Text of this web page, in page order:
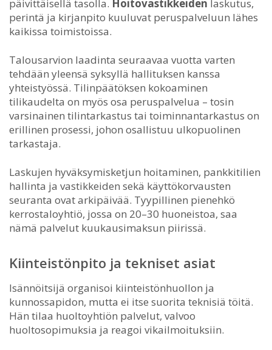
päivittäisellä tasolla. Hoitovastikkeiden laskutus,
perintä ja kirjanpito kuuluvat peruspalveluun lähes
kaikissa toimistoissa.
Talousarvion laadinta seuraavaa vuotta varten
tehdään yleensä syksyllä hallituksen kanssa
yhteistyössä. Tilinpäätöksen kokoaminen
tilikaudelta on myös osa peruspalvelua – tosin
varsinainen tilintarkastus tai toiminnantarkastus on
erillinen prosessi, johon osallistuu ulkopuolinen
tarkastaja.
Laskujen hyväksymisketjun hoitaminen, pankkitilien
hallinta ja vastikkeiden sekä käyttökorvausten
seuranta ovat arkipäivää. Tyypillinen pienehkö
kerrostaloyhtiö, jossa on 20–30 huoneistoa, saa
nämä palvelut kuukausimaksun piirissä.
Kiinteistönpito ja tekniset asiat
Isännöitsijä organisoi kiinteistönhuollon ja
kunnossapidon, mutta ei itse suorita teknisiä töitä.
Hän tilaa huoltoyhtiön palvelut, valvoo
huoltosopimuksia ja reagoi vikailmoituksiin.